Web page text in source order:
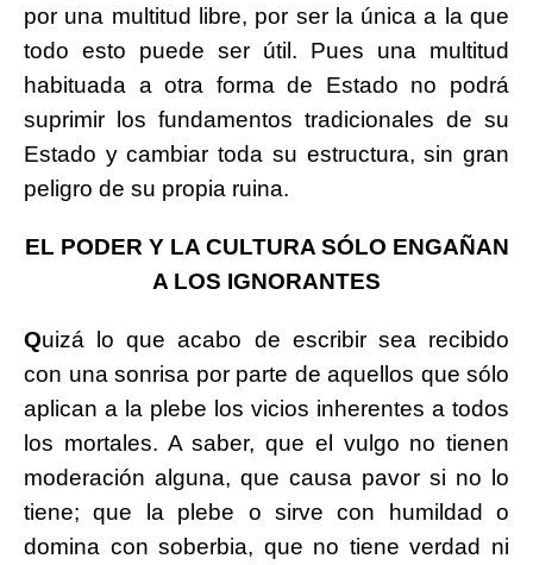
por una multitud libre, por ser la única a la que
todo esto puede ser útil. Pues una multitud
habituada a otra forma de Estado no podrá
suprimir los fundamentos tradicionales de su
Estado y cambiar toda su estructura, sin gran
peligro de su propia ruina.
EL PODER Y LA CULTURA SÓLO ENGAÑAN
A LOS IGNORANTES
Quizá lo que acabo de escribir sea recibido
con una sonrisa por parte de aquellos que sólo
aplican a la plebe los vicios inherentes a todos
los mortales. A saber, que el vulgo no tienen
moderación alguna, que causa pavor si no lo
tiene; que la plebe o sirve con humildad o
domina con soberbia, que no tiene verdad ni